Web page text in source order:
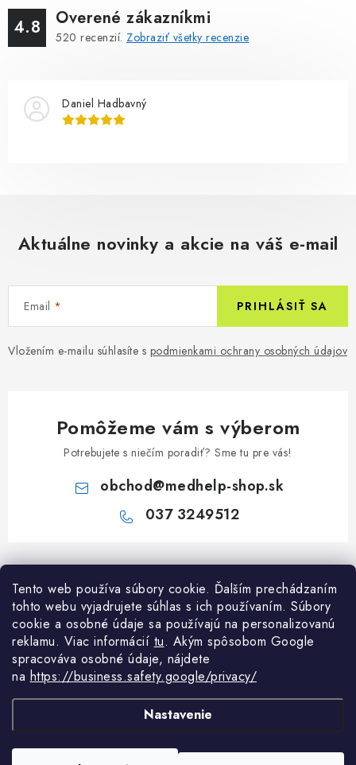
Tento web používa súbory cookie. Ďalším prechádzaním
tohto webu vyjadrujete súhlas s ich používaním. Súbory
cookie a osobné údaje sa používajú na personalizovanú
reklamu. Viac informácií tu. Akým spôsobom Google
spracováva osobné údaje, nájdete
na https://business.safety.google/privacy/
Nastavenie
4.8 Overené zákazníkmi
520 recenzií. Zobraziť všetky recenzie
Daniel Hadbavný
Aktuálne novinky a akcie na váš e-mail
Email
Vložením e-mailu súhlasíte s podmienkami ochrany osobných údajov
PRIHLÁSIŤ SA
Pomôžeme vám s výberom
Potrebujete s niečím poradiť? Sme tu pre vás!
obchod@medhelp-shop.sk
037 3249512
Z
á
Informácie pre vás
O firme
Všetko o nákupe
Kontakty
Všetko o nákupe
Obchodné podmienky
Odstúpenie od zmluvy
NAPÍŠTE NÁM NA WHATSAPP
. Všetky práva vyhradené.Upraviť nastavenie
Potrebujete poradiť?Spýtajte sa nášho
asistenta Mediho.